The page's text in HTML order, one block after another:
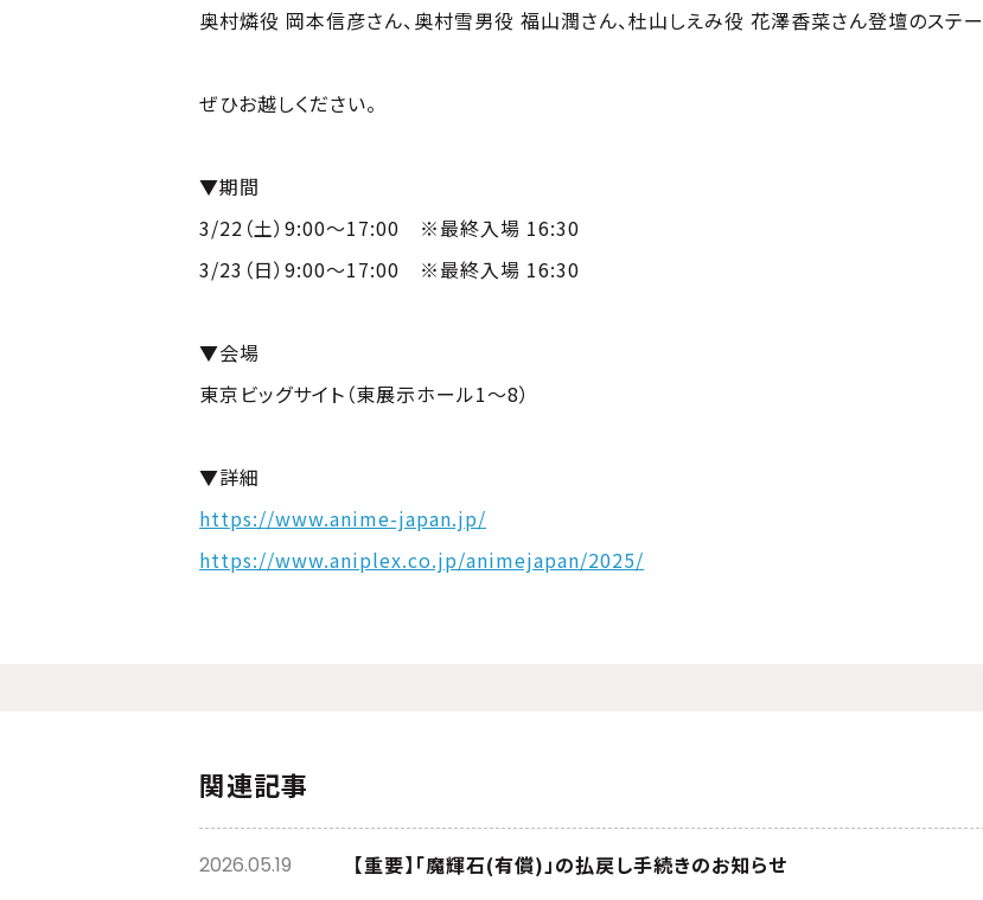
奥村燐役 岡本信彦さん、奥村雪男役 福山潤さん、杜山しえみ役 花澤香菜さん登壇のステー
ぜひお越しください。
▼期間
3/22（土）9:00～17:00 ※最終入場 16:30
3/23（日）9:00～17:00 ※最終入場 16:30
▼会場
東京ビッグサイト（東展示ホール1～8）
▼詳細
https://www.anime-japan.jp/
https://www.aniplex.co.jp/animejapan/2025/
関連記事
【重要】「魔輝石(有償)」の払戻し手続きのお知らせ
2026.05.19